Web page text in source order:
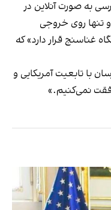
به صورت آنلاین در
تنها روی خروجی
غناسنج قرار دارد» که
با تابعیت آمریکایی و
نمی‌کنیم.»